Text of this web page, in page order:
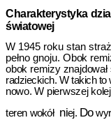
Charakterystyka
światowej
W 1945 roku stan
pełno gnoju. Obok
obok remizy znajdował
radzieckich. W takich to
nowo. W pierwszej
te­ren wokół niej. Do